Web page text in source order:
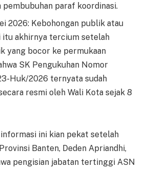
pembubuhan paraf koordinasi.
2026: Kebohongan publik atau
itu akhirnya tercium setelah
yang bocor ke permukaan
SK Pengukuhan Nomor
Huk/2026 ternyata sudah
resmi oleh Wali Kota sejak 8
ini kian pekat setelah
Banten, Deden Apriandhi,
pengisian jabatan tertinggi ASN